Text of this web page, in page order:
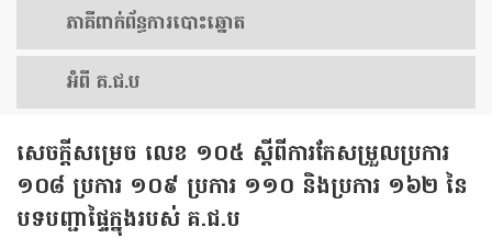
​ភាគីពាក់ព័ន្ធ​​ការ​បោះឆ្នោត
អំពី គ.ជ.ប
​សេចក្ដី​សម្រេច លេខ ១០៥ ​ស្ដីពី​ការកែ​សម្រួល​ប្រការ
១០៨ ប្រការ ១០៩ ប្រការ ១១០ និង​ប្រការ ១៦២ នៃ​
បទបញ្ជា​ផ្ទៃ​ក្នុង​របស់ គ.ជ.ប